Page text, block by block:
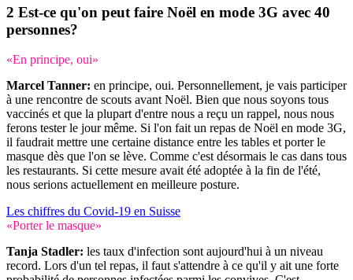
Est-ce qu'on peut faire Noël en mode 3G avec 40
personnes?
«En principe, oui»
Marcel Tanner: en principe, oui. Personnellement, je vais participer
à une rencontre de scouts avant Noël. Bien que nous soyons tous
vaccinés et que la plupart d'entre nous a reçu un rappel, nous nous
ferons tester le jour même. Si l'on fait un repas de Noël en mode 3G,
il faudrait mettre une certaine distance entre les tables et porter le
masque dès que l'on se lève. Comme c'est désormais le cas dans tous
les restaurants. Si cette mesure avait été adoptée à la fin de l'été,
nous serions actuellement en meilleure posture.
Les chiffres du Covid-19 en Suisse
«Porter le masque»
Tanja Stadler: les taux d'infection sont aujourd'hui à un niveau
record. Lors d'un tel repas, il faut s'attendre à ce qu'il y ait une forte